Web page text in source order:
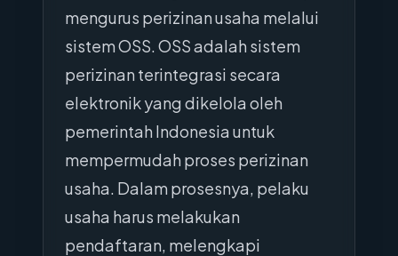
mengurus perizinan usaha melalui
sistem OSS. OSS adalah sistem
perizinan terintegrasi secara
elektronik yang dikelola oleh
pemerintah Indonesia untuk
mempermudah proses perizinan
usaha. Dalam prosesnya, pelaku
usaha harus melakukan
pendaftaran, melengkapi